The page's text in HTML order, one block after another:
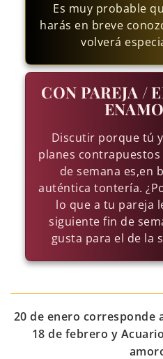
Es muy probable
harás en breve
volverá
CON PAREJA /
Discutir porque tú
planes
de semana es,en
auténtica tontería.
lo que a tu pareja
siguiente fin de
gusta para el de la
20 de enero corresponde
18 de febrero y